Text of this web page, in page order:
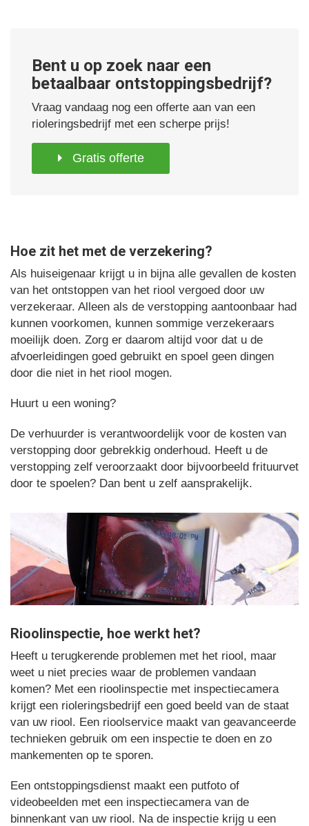
Bent u op zoek naar een
betaalbaar ontstoppingsbedrijf?
Vraag vandaag nog een offerte aan van een
rioleringsbedrijf met een scherpe prijs!
Gratis offerte
Hoe zit het met de verzekering?
Als huiseigenaar krijgt u in bijna alle gevallen de kosten
van het ontstoppen van het riool vergoed door uw
verzekeraar. Alleen als de verstopping aantoonbaar had
kunnen voorkomen, kunnen sommige verzekeraars
moeilijk doen. Zorg er daarom altijd voor dat u de
afvoerleidingen goed gebruikt en spoel geen dingen
door die niet in het riool mogen.
Huurt u een woning?
De verhuurder is verantwoordelijk voor de kosten van
verstopping door gebrekkig onderhoud. Heeft u de
verstopping zelf veroorzaakt door bijvoorbeeld frituurvet
door te spoelen? Dan bent u zelf aansprakelijk.
Rioolinspectie, hoe werkt het?
Heeft u terugkerende problemen met het riool, maar
weet u niet precies waar de problemen vandaan
komen? Met een rioolinspectie met inspectiecamera
krijgt een rioleringsbedrijf een goed beeld van de staat
van uw riool. Een rioolservice maakt van geavanceerde
technieken gebruik om een inspectie te doen en zo
mankementen op te sporen.
Een ontstoppingsdienst maakt een putfoto of
videobeelden met een inspectiecamera van de
binnenkant van uw riool. Na de inspectie krijg u een